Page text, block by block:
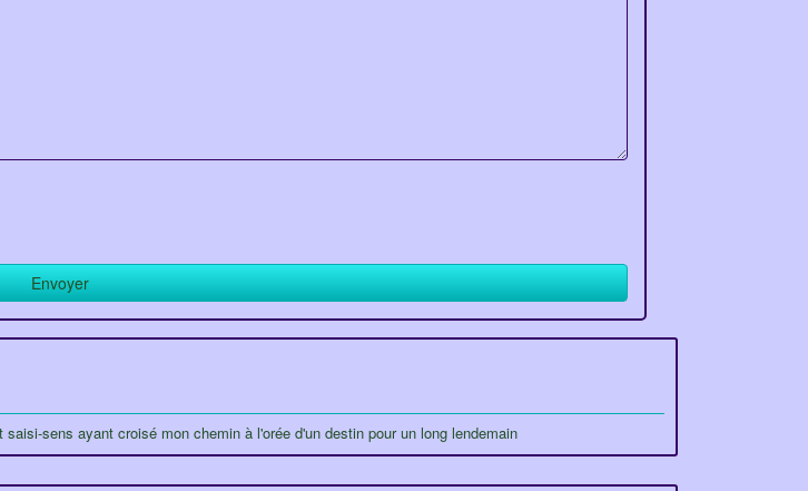
sens ayant croisé mon chemin à l'orée d'un destin pour un long lendemain